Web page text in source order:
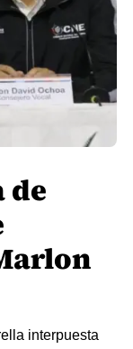
de
interpuesta